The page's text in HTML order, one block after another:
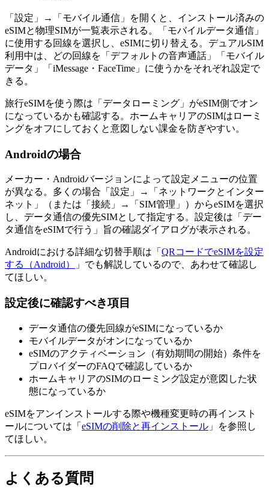
「設定」→「モバイル通信」を開くと、インストール済みの
eSIMと物理SIMが一覧表示される。「モバイルデータ通信」
に使用する回線を選択し、eSIMに切り替える。デュアルSIM
利用中は、どの回線を「デフォルトの音声通話」「モバイル
データ」「iMessage・FaceTime」に使うかをそれぞれ設定で
きる。
旅行eSIMを使う際は「データローミング」がeSIM側でオン
になっているかも確認する。ホームキャリアのSIMはローミ
ングをオフにしておくと意図しない課金を防ぎやすい。
Androidの場合
メーカー・Androidバージョンによって設定メニューの位置
が異なる。多くの場合「設定」→「ネットワークとインター
ネット」（または「接続」→「SIM管理」）からeSIMを選択
し、データ通信の優先SIMとして指定する。設定後は「デー
タ通信をeSIMで行う」旨の確認ダイアログが表示される。
Androidにおける詳細な切替手順は「 QRコードでeSIMを設定
する（Android）
」でも解説しているので、あわせて確認し
てほしい。
設定後に確認すべき項目
データ通信の優先回線がeSIMになっているか
モバイルデータがオンになっているか
eSIMのアクティベーション（有効期間の開始）条件を
プロバイダーのFAQで確認しているか
ホームキャリアのSIMのローミング設定が意図した状
態になっているか
eSIMをアンインストールする際や機種変更時の再インスト
ールについては「 eSIMの削除と再インストール 」を参照し
てほしい。
よくある質問